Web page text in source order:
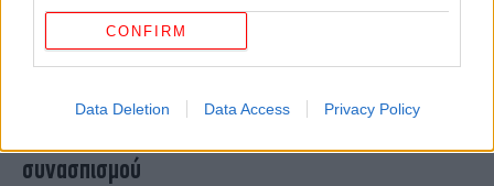
CONFIRM
Data Deletion Data Access Privacy Policy
Αντικαγκελάριος Χάμπεκ: «Εντελώς τραγική»
συνασπισμού